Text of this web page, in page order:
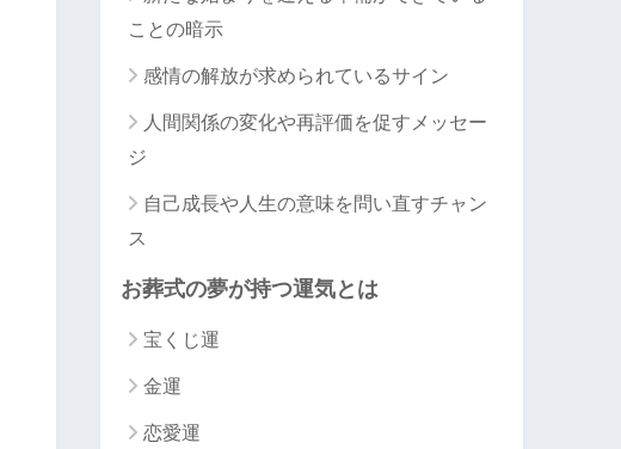
ことの暗示
感情の解放が求められているサイン
人間関係の変化や再評価を促すメッセー
ジ
自己成長や人生の意味を問い直すチャン
ス
お葬式の夢が持つ運気とは
宝くじ運
金運
恋愛運